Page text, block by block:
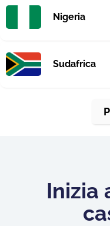
Nigeria
Sudafrica
Inizia